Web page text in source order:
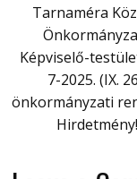
Tarnaméra
Képviselő-
7-2025. (IX.
önkormányzati
Hirdetmény!